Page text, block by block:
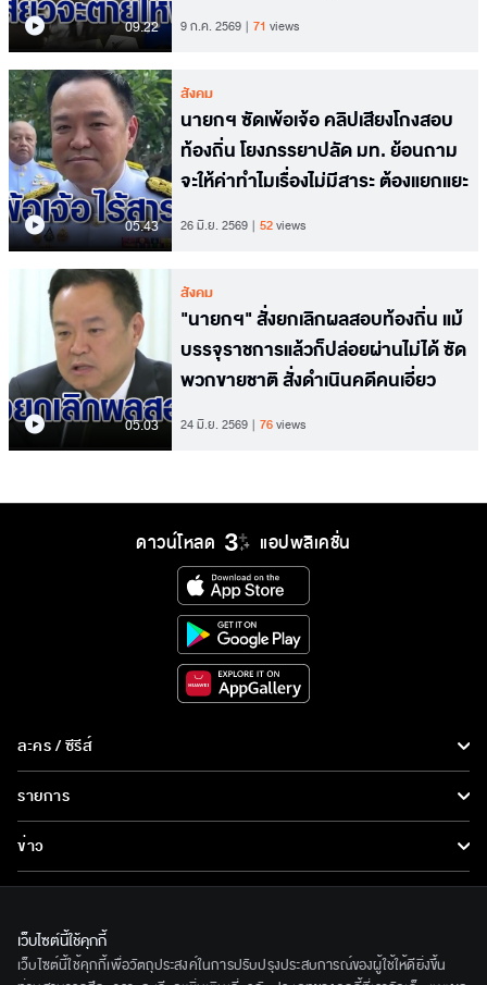
09.22 9 ก.ค. 2569 71 views
05.43
สังคม
นายกฯ ซัดเพ้อเจ้อ คลิปเสียงโกงสอบ
ท้องถิ่น โยงภรรยาปลัด มท. ย้อนถาม
จะให้ค่าทำไมเรื่องไม่มีสาระ ต้องแยกแยะ
26 มิ.ย. 2569 52views
05.03
สังคม
"นายกฯ" สั่งยกเลิกผลสอบท้องถิ่น แม้
บรรจุราชการแล้วก็ปล่อยผ่านไม่ได้ ซัด
พวกขายชาติ สั่งดำเนินคดีคนเอี่ยว
24 มิ.ย. 2569 76views
ดาวน์โหลด แอปพลิเคชั่น
ละคร / ซีรีส์
ซีรีส์นานาชาติ
การ์ตูน & เกม
รายการ
ข่าว
ข่าวประชาสัมพันธ์
ทีวีออนไลน์
เกี่ยวกับเรา
BEC World
เว็บไซต์นี้ใช้คุกกี้
เว็บไซต์นี้ใช้คุกกี้เพื่อวัตถุประสงค์ในการปรับปรุงประสบการณ์ของผู้ใช้ให้ดียิ่งขึ้น